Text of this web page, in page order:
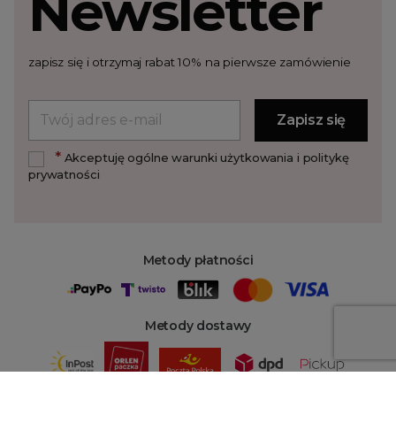
Metody płatności
Metody dostawy
zapisz się i otrzymaj rabat 10% na pierwsze zamówienie
*Akceptuję ogólne warunki użytkowania i politykę
prywatności